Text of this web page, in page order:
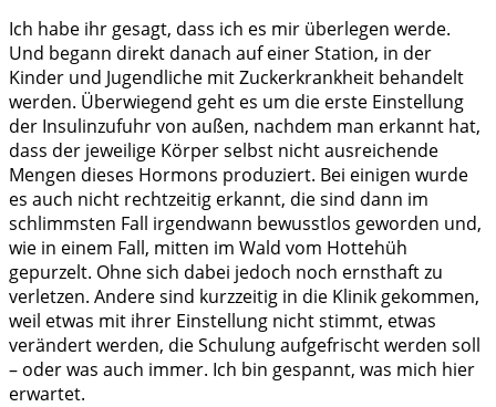
Ich habe ihr gesagt, dass ich es mir überlegen werde.
Und begann direkt danach auf einer Station, in der
Kinder und Jugendliche mit Zuckerkrankheit behandelt
werden. Überwiegend geht es um die erste Einstellung
der Insulinzufuhr von außen, nachdem man erkannt hat,
dass der jeweilige Körper selbst nicht ausreichende
Mengen dieses Hormons produziert. Bei einigen wurde
es auch nicht rechtzeitig erkannt, die sind dann im
schlimmsten Fall irgendwann bewusstlos geworden und,
wie in einem Fall, mitten im Wald vom Hottehüh
gepurzelt. Ohne sich dabei jedoch noch ernsthaft zu
verletzen. Andere sind kurzzeitig in die Klinik gekommen,
weil etwas mit ihrer Einstellung nicht stimmt, etwas
verändert werden, die Schulung aufgefrischt werden soll
– oder was auch immer. Ich bin gespannt, was mich hier
erwartet.